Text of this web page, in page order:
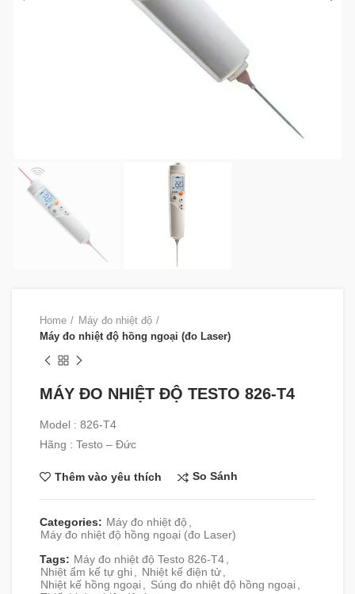
Home
Máy đo nhiệt độ
Máy đo nhiệt độ hồng ngoại (đo Laser)
MÁY ĐO NHIỆT ĐỘ TESTO 826-T4
Model : 826-T4
Hãng : Testo – Đức
Thêm vào yêu thích So Sánh
Categories: Máy đo nhiệt độ
Máy đo nhiệt độ hồng ngoại (đo Laser)
Tags: Máy đo nhiệt độ Testo 826-T4
Nhiệt ẩm kế tự ghi
Nhiệt kế điện tử
Nhiệt kế hồng ngoại
Súng đo nhiệt độ hồng ngoại